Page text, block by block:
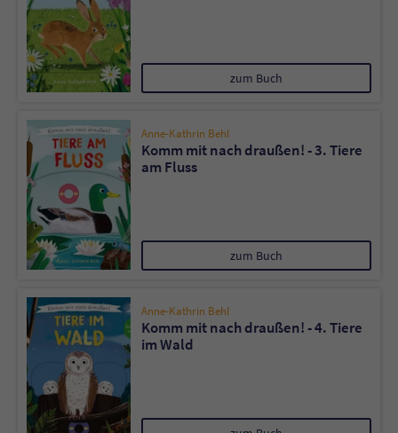
zum Buch
Anne-Kathrin Behl
Komm mit nach draußen! - 3. Tiere
am Fluss
zum Buch
Anne-Kathrin Behl
Komm mit nach draußen! - 4. Tiere
im Wald
Anbieter Literatur-Couch Medien GmbH & Co. KG
Laufzeit Session
Zweck
Dieses Cookie gewährleistet die
Benutzer. Es wird benötigt um z. B. den
Sicherheitscode des Kontaktformulars zu
überprüfen.